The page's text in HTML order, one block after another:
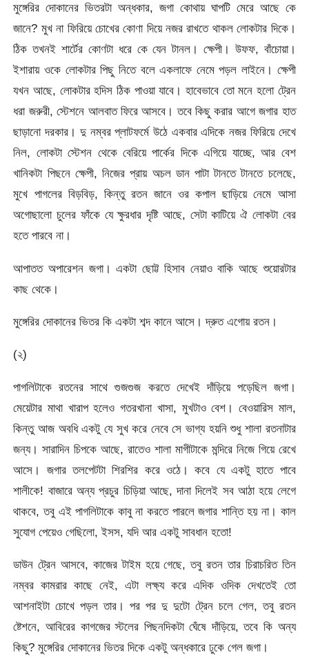
মুঙ্গেরির দোকানের ভিতরটা অন্ধকার, জগা কোথায় ঘাপটি মেরে আছে কে
জানে? মুখ না ফিরিয়ে চোখের কোণা দিয়ে নজর রাখতে থাকল লোকটার দিকে।
ঠিক তখনই শার্টের কোণটা ধরে কে যেন টানল। ক্ষেপী। উফফ, বাঁচোয়া।
ইশারায় ওকে লোকটার পিছু নিতে বলে একলাফে নেমে পড়ল লাইনে। ক্ষেপী
যখন আছে, লোকটার হদিস ঠিক পাওয়া যাবে। হাবেভাবে তো মনে হলো ট্রেন
ধরা জরুরী, স্টেশনে আলবাত ফিরে আসবে। তবে কিছু করার আগে জগার হাত
ছাড়ানো দরকার। দু নম্বর প্লাটফর্মে উঠে একবার এদিকে নজর ফিরিয়ে দেখে
নিল, লোকটা স্টেশন থেকে বেরিয়ে পার্কের দিকে এগিয়ে যাচ্ছে, আর বেশ
খানিকটা পিছনে ক্ষেপী, নিজের প্রায় অচল ডান পাটা টানতে টানতে চলেছে,
মুখে পাগলের বিড়বিড়, কিন্তু রতন জানে ওর কপাল ছাড়িয়ে নেমে আসা
অগোছালো চুলের ফাঁকে যে ক্ষুরধার দৃষ্টি আছে, সেটা কাটিয়ে ঐ লোকটা বের
হতে পারবে না।
আপাতত অপারেশন জগা। একটা ছোট্ট হিসাব নেয়াও বাকি আছে শুয়োরটার
কাছ থেকে।
মুঙ্গেরির দোকানের ভিতর কি একটা শব্দ কানে আসে। দ্রুত এগোয় রতন।
(২)
পাগলিটাকে রতনের সাথে গুজগুজ করতে দেখেই দাঁড়িয়ে পড়েছিল জগা।
মেয়েটার মাথা খারাপ হলেও গতরখানা খাসা, মুখটাও বেশ। বেওয়ারিস মাল,
কিন্তু আজ অবধি একটু যে সুখ করে নেবে সে ভাগ্য হয়নি শুধু শালা রতনাটার
জন্য। সারাদিন চিপকে আছে, রাতেও শালা মাগীটাকে মন্দিরে নিজে গিয়ে রেখে
আসে। জগার তলপেটটা শিরশির করে ওঠে। কবে যে একটু হাতে পাবে
শালীকে! বাজারে অন্য প্রচুর চিড়িয়া আছে, দানা দিলেই সব আঠা হয়ে লেগে
থাকবে, তবু এই পাগলিটাকে কাবু না করতে পারলে জগার শান্তি হয় না। কাল
সুযোগ পেয়েও গেছিলো, ইসস, যদি আর একটু সাবধান হতো!
ডাউন ট্রেন আসবে, কাজের টাইম হয়ে গেছে, তবু রতন তার চিরাচরিত তিন
নম্বর কামরার কাছে নেই, এটা লক্ষ্য করে এদিক ওদিক দেখতেই তো
আশনাইটা চোখে পড়ল তার। পর পর দু দুটো ট্রেন চলে গেল, তবু রতন
ষ্টেশনে, আবিরের কাগজের স্টলের পিছনদিকটা ঘেঁষে দাঁড়িয়ে, তবে কি অন্য
কিছু? মুঙ্গেরির দোকানের ভিতর দিকে একটু অন্ধকারে ঢুকে গেল জগা।